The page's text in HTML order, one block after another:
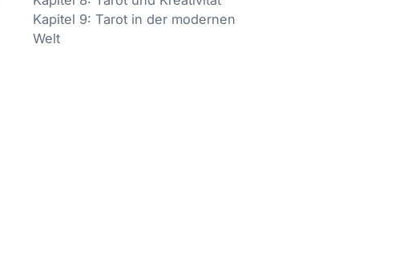
Kapitel 9: Tarot in der modernen
Welt